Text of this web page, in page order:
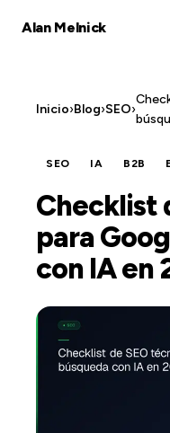
Alan Melnick
Inicio›Blog›SEO›
SEO IA B2B
Checklist
para
con IA en